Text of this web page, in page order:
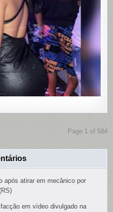
COM
REMOTO
PARTES
É
Page 1 of 584
após atirar em mecânico por
em vídeo divulgado na